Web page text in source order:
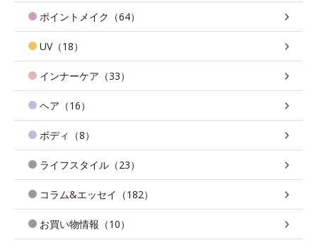
ポイントメイク（64）
UV（18）
インナーケア（33）
ヘア（16）
ボディ（8）
ライフスタイル（23）
コラム&エッセイ（182）
お買い物情報（10）